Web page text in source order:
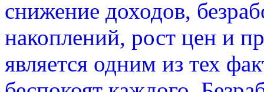
снижение доходов,
накоплений, рост цен и
является одним из тех